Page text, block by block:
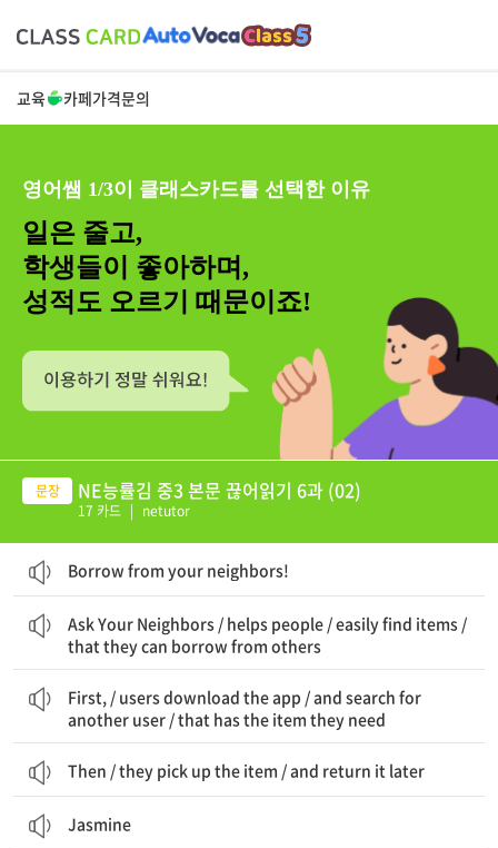
교육 카페가격문의
영어쌤 1/3이 클래스카드를 선택한 이유
일은 줄고,
학생들이 좋아하며,
성적도 오르기 때문이죠!
NE능률김 중3 본문 끊어읽기 6과 (02)
17 카드 | netutor
Borrow from your neighbors!
Ask Your Neighbors / helps people / easily find items /
that they can borrow from others
First, / users download the app / and search for
another user / that has the item they need
Then / they pick up the item / and return it later
Jasmine